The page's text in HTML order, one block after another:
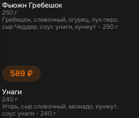
Фьюжн Гребешок
250 г
Гребешок, сливочный, огурец, лук перо,
сыр Чеддер, соус унаги, кунжут – 250 г
589 ₽
Унаги
240 г
Угорь, сыр сливочный, авокадо, кунжут,
соус унаги - 240 г